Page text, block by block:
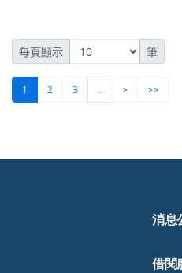
每頁顯示 筆
1 2 3 .. > >>
消息
借閱